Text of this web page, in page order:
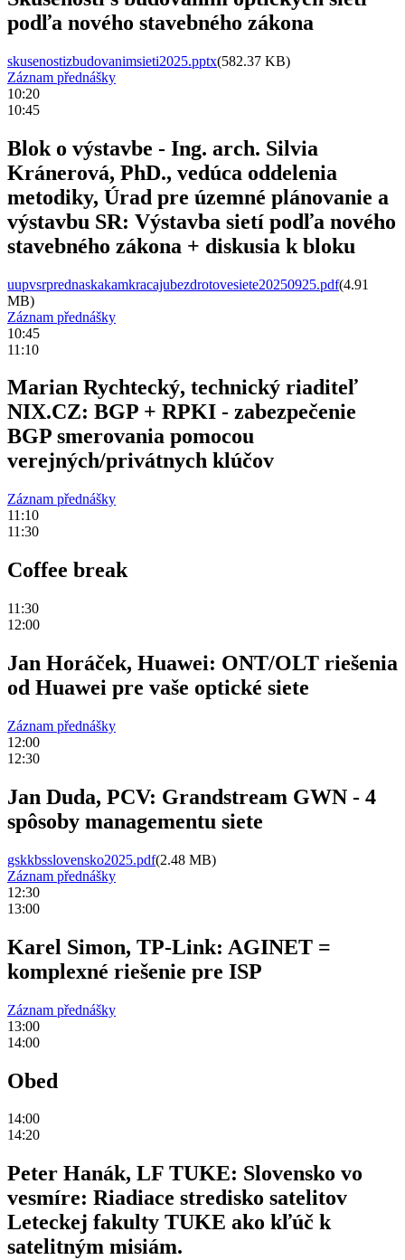
podľa nového stavebného zákona
skusenostizbudovanimsieti2025.pptx(582.37 KB)
Záznam přednášky
10:20
10:45
Blok o výstavbe - Ing. arch. Silvia
Kránerová, PhD., vedúca oddelenia
metodiky, Úrad pre územné plánovanie a
výstavbu SR: Výstavba sietí podľa nového
stavebného zákona + diskusia k bloku
uupvsrprednaskakamkracajubezdrotovesiete20250925.pdf(4.91
MB)
Záznam přednášky
10:45
11:10
Marian Rychtecký, technický riaditeľ
NIX.CZ: BGP + RPKI - zabezpečenie
BGP smerovania pomocou
verejných/privátnych klúčov
Záznam přednášky
11:10
11:30
Coffee break
11:30
12:00
Jan Horáček, Huawei: ONT/OLT riešenia
od Huawei pre vaše optické siete
Záznam přednášky
12:00
12:30
Jan Duda, PCV: Grandstream GWN - 4
spôsoby managementu siete
gskkbsslovensko2025.pdf(2.48 MB)
Záznam přednášky
12:30
13:00
Karel Simon, TP-Link: AGINET =
komplexné riešenie pre ISP
Záznam přednášky
13:00
14:00
Obed
14:00
14:20
Peter Hanák, LF TUKE: Slovensko vo
vesmíre: Riadiace stredisko satelitov
Leteckej fakulty TUKE ako kľúč k
satelitným misiám.